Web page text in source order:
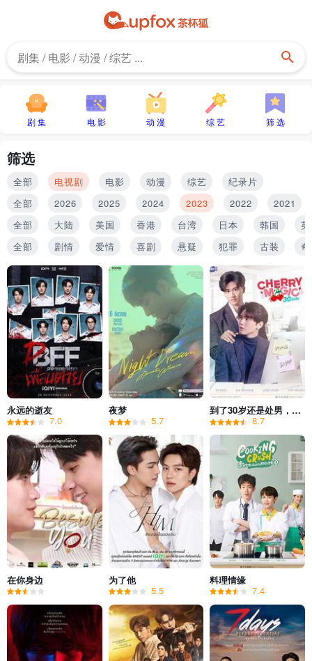
剧 集 电 影 动 漫 综 艺 筛 选
筛选
全部 电视剧 电影 动漫 综艺
纪录片
全部
2026 2025 2024 2023 2022
2021
全部
大陆 美国 香港 台湾 日本 韩国
全部
剧情 爱情 喜剧 悬疑 犯罪 古装
永远的逝友
7.0
夜梦
5.7
到了30岁还是处男，似乎会变成魔法师(泰国版)
8.7
在你身边 为了他
5.5
料理情缘
7.4